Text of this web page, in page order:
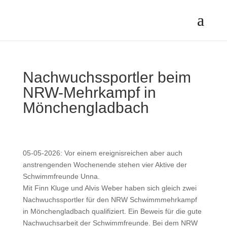
Nachwuchssportler beim
NRW-Mehrkampf in
Mönchengladbach
05-05-2026: Vor einem ereignisreichen aber auch
anstrengenden Wochenende stehen vier Aktive der
Schwimmfreunde Unna.
Mit Finn Kluge und Alvis Weber haben sich gleich zwei
Nachwuchssportler für den NRW Schwimmmehrkampf
in Mönchengladbach qualifiziert. Ein Beweis für die gute
Nachwuchsarbeit der Schwimmfreunde. Bei dem NRW